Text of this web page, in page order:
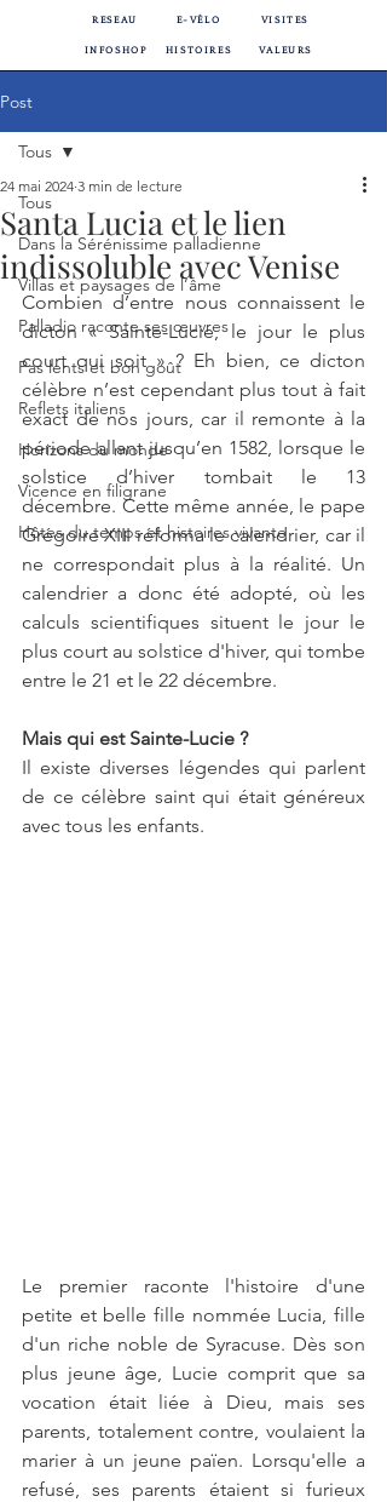
E-VÉLO
RESEAU VISITES
HISTOIRES
INFOSHOP VALEURS
Post
Tous
Dans la Sérénissime palladienne
Villas et paysages de l’âme
Palladio raconte ses œuvres
Pas lents et bon goût
Reflets italiens
Horizons du monde
Vicence en filigrane
Hôtes du temps et histoires vivante
Tous
Santa Lucia et le lien
indissoluble avec Venise
24 mai 2024 3 min de lecture
Combien d’entre nous connaissent le
dicton « Sainte-Lucie, le jour le plus
court qui soit » ? Eh bien, ce dicton
célèbre n’est cependant plus tout à fait
exact de nos jours, car il remonte à la
période allant jusqu’en 1582, lorsque le
solstice d’hiver tombait le 13
décembre. Cette même année, le pape
Grégoire XIII réforma le calendrier, car il
ne correspondait plus à la réalité. Un
calendrier a donc été adopté, où les
calculs scientifiques situent le jour le
plus court au solstice d'hiver, qui tombe
entre le 21 et le 22 décembre.
Mais qui est Sainte-Lucie ?
Il existe diverses légendes qui parlent
de ce célèbre saint qui était généreux
avec tous les enfants.
Le premier raconte l'histoire d'une
petite et belle fille nommée Lucia, fille
d'un riche noble de Syracuse. Dès son
plus jeune âge, Lucie comprit que sa
vocation était liée à Dieu, mais ses
parents, totalement contre, voulaient la
marier à un jeune païen. Lorsqu'elle a
refusé, ses parents étaient si furieux